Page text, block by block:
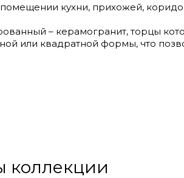
кухни, прихожей,
– керамогранит, торцы
или квадратной формы, что
коллекции